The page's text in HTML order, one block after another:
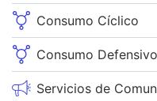
Consumo Cíclico
Consumo Defensivo
Servicios de